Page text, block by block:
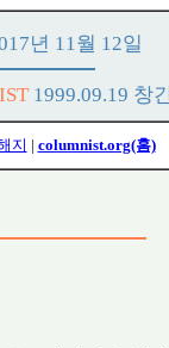
년 11월 12일
1999.09.19 창
지 | columnist.org(홈)